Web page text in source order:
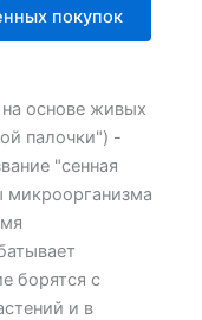
покупок
основе живых
палочки") -
"сенная
микроорганизма
борятся с
и в